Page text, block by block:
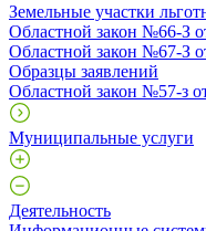
Земельные участки
Областной закон №66-З
Областной закон №67-З
Образцы заявлений
Областной закон №57-з
Муниципальные услуги
Деятельность